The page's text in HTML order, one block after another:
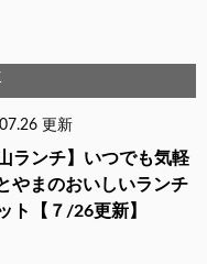
更新
ランチ】いつでも気軽
やまのおいしいランチ
ト【７/26更新】